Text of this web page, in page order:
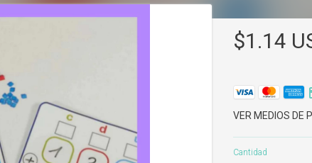
$1.14
VER MEDIOS DE
Cantidad